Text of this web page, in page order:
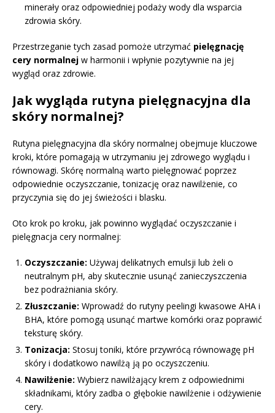
minerały oraz odpowiedniej podaży wody dla wsparcia
zdrowia skóry.
Przestrzeganie tych zasad pomoże utrzymać pielęgnację
cery normalnej w harmonii i wpłynie pozytywnie na jej
wygląd oraz zdrowie.
Jak wygląda rutyna pielęgnacyjna dla
skóry normalnej?
Rutyna pielęgnacyjna dla skóry normalnej obejmuje kluczowe
kroki, które pomagają w utrzymaniu jej zdrowego wyglądu i
równowagi. Skórę normalną warto pielęgnować poprzez
odpowiednie oczyszczanie, tonizację oraz nawilżenie, co
przyczynia się do jej świeżości i blasku.
Oto krok po kroku, jak powinno wyglądać oczyszczanie i
pielęgnacja cery normalnej:
Oczyszczanie: Używaj delikatnych emulsji lub żeli o
neutralnym pH, aby skutecznie usunąć zanieczyszczenia
bez podrażniania skóry.
Złuszczanie: Wprowadź do rutyny peelingi kwasowe AHA i
BHA, które pomogą usunąć martwe komórki oraz poprawić
teksturę skóry.
Tonizacja: Stosuj toniki, które przywrócą równowagę pH
skóry i dodatkowo nawilżą ją po oczyszczeniu.
Nawilżenie: Wybierz nawilżający krem z odpowiednimi
składnikami, który zadba o głębokie nawilżenie i odżywienie
cery.